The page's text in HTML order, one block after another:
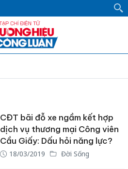
CĐT bãi đỗ xe ngầm kết hợp
dịch vụ thương mại Công viên
Cầu Giấy: Dấu hỏi năng lực?
18/03/2019 Đời Sống